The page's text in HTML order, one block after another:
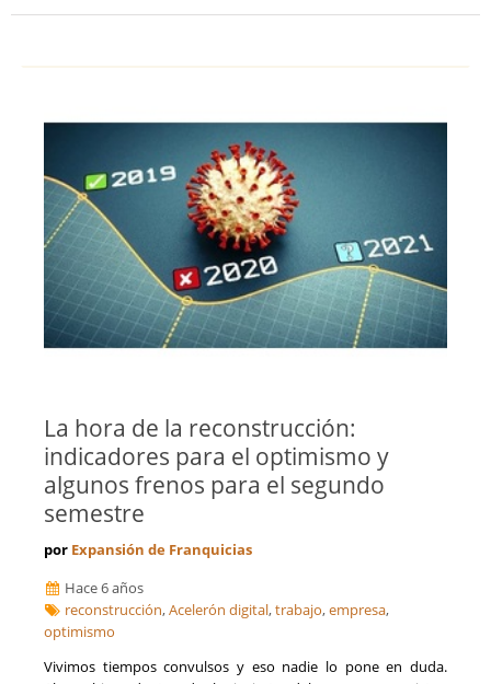
La hora de la reconstrucción:
indicadores para el optimismo y
algunos frenos para el segundo
semestre
por Expansión de Franquicias
Hace 6 años
reconstrucción,Acelerón digital,trabajo,empresa,
optimismo
Vivimos tiempos convulsos y eso nadie lo pone en duda.